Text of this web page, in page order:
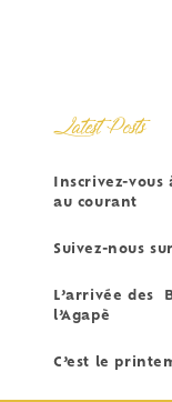
Latest Posts
Inscrivez-
au courant
Suivez-nous
L’arrivée des
l’Agapè
C’est le